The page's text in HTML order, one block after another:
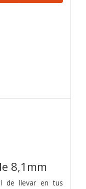
8,1mm
de llevar en tus